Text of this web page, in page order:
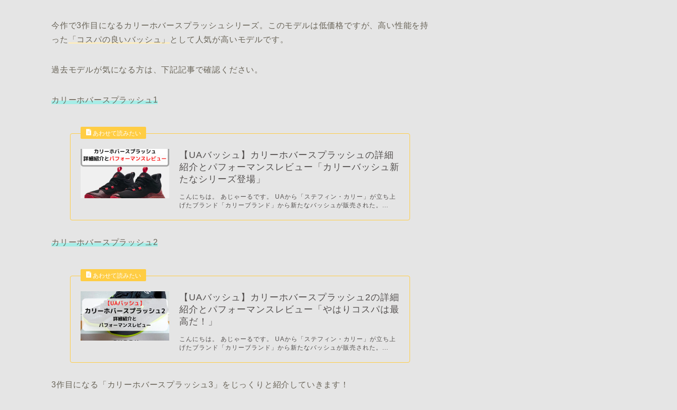
今作で3作目になるカリーホバースプラッシュシリーズ。このモデルは低価格ですが、高い性能を持
った
「コスパの良いバッシュ」 として人気が高いモデルです。
過去モデルが気になる方は、下記記事で確認ください。
カリーホバースプラッシュ1
【UAバッシュ】カリーホバースプラッシュの詳細
紹介とパフォーマンスレビュー「カリーバッシュ新
たなシリーズ登場」
こんにちは。 あじゃーるです。 UAから「ステフィン・カリー」が立ち上
げたブランド「カリーブランド」から新たなバッシュが販売された。...
カリーホバースプラッシュ2
【UAバッシュ】カリーホバースプラッシュ2の詳細
紹介とパフォーマンスレビュー「やはりコスパは最
高だ！」
こんにちは。 あじゃーるです。 UAから「ステフィン・カリー」が立ち上
げたブランド「カリーブランド」から新たなバッシュが販売された。...
3作目になる「カリーホバースプラッシュ3」をじっくりと紹介していきます！